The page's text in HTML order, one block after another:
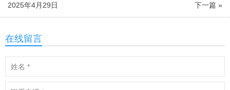
下一篇 »
2025年4月29日
在线留言